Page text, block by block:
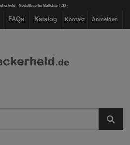
Anmelden
Kontakt
Katalog
FAQs